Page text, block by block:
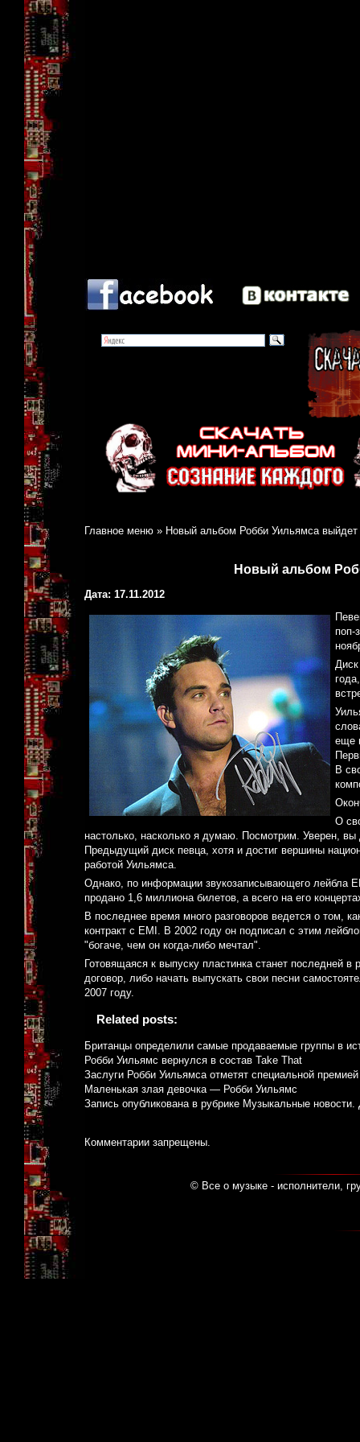
Главное меню » Новый альбом Робби Уильямса выйдет
Новый альбом
Дата: 17.11.2012
поп-
еще
В
О
настолько, насколько я думаю. Посмотрим. Уверен, вы
Предыдущий диск певца, хотя и достиг вершины
работой Уильямса.
Однако, по информации звукозаписывающего лейбла
продано 1,6 миллиона билетов, а всего на его
В последнее время много разговоров ведется о том,
контракт с EMI. В 2002 году он подписал с этим
"богаче, чем он когда-либо мечтал".
Готовящаяся к выпуску пластинка станет последней
договор, либо начать выпускать свои песни
2007 году.
Related posts:
Британцы определили самые продаваемые группы в
Робби Уильямс вернулся в состав Take That
Заслуги Робби Уильямса отметят специальной
Маленькая злая девочка — Робби Уильямс
Запись опубликована в рубрике Музыкальные новости.
Комментарии запрещены.
© Все о музыке - исполнители,